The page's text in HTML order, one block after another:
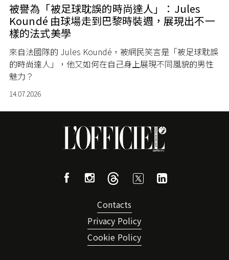
被譽為「被足球耽誤的時尚達人」：Jules
Koundé 由球場走到巴黎時裝週，展現出不一
樣的法式美學
來自法國隊的 Jules Koundé，被網民笑言是「被足球耽誤
的時尚達人」，他又如何在自己身上展現不同風貌的男性
魅力？
14.07.2026
Contacts
Privacy Policy
Cookie Policy